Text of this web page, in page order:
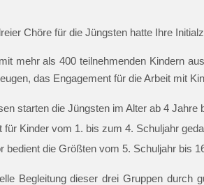
Chöre für die Jüngsten hatte Ihre
mehr als 400 teilnehmenden Kindern
das Engagement für die Arbeit mit
starten die Jüngsten im Alter ab 4 Jahre
für Kinder vom 1. bis zum 4. Schuljahr
bedient die Größten vom 5. Schuljahr bis
Begleitung dieser drei Gruppen durch